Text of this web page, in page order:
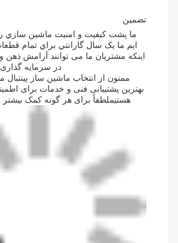
تضمین
ما پشت کيفيت و امنيت ماشين سازي
ايم ما يک سال گارانتي براي تمام
اینکه مشتریان ما می توانند آرامش ذهن
در سرمایه
ممنون از انتخاب ماشین ساز پینتبال
بهترین پشتیبانی فنی و خدمات برای
هستیملطفاً برای هر گونه کمک بیشتر